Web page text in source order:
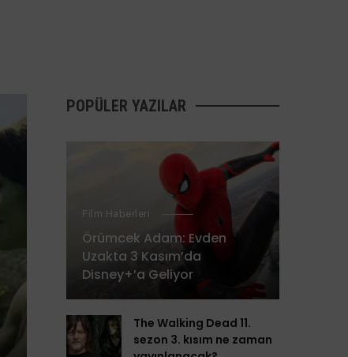
POPÜLER YAZILAR
Film Haberleri
Örümcek Adam: Evden
Uzakta 3 Kasım’da
Disney+’a Geliyor
The Walking Dead 11.
sezon 3. kısım ne zaman